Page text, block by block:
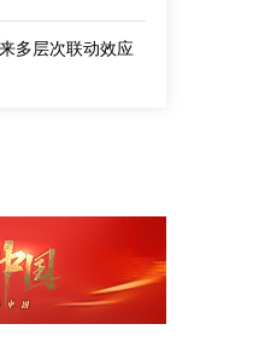
多层次联动效应